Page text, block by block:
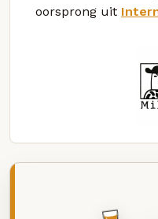
oorsprong uit